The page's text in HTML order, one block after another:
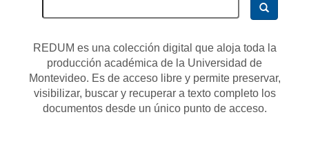
REDUM es una colección digital que aloja toda la
producción académica de la Universidad de
Montevideo. Es de acceso libre y permite preservar,
visibilizar, buscar y recuperar a texto completo los
documentos desde un único punto de acceso.